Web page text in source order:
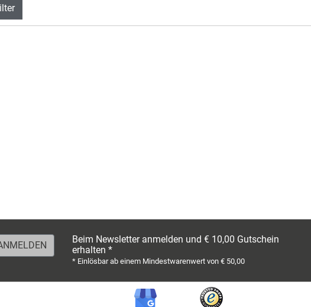
filtern
Beim Newsletter anmelden und € 10,00 Gutschein
erhalten *
* Einlösbar ab einem Mindestwarenwert von € 50,00